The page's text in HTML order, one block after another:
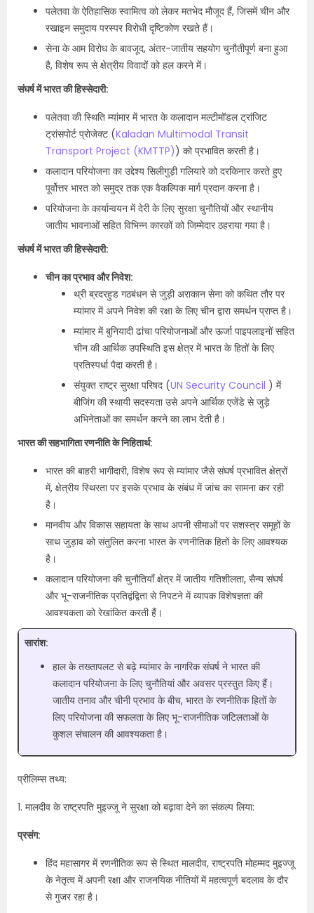
पलेतवा के ऐतिहासिक स्वामित्व को लेकर मतभेद मौजूद हैं, जिसमें चीन और
रखाइन समुदाय परस्पर विरोधी दृष्टिकोण रखते हैं।
सेना के आम विरोध के बावजूद, अंतर-जातीय सहयोग चुनौतीपूर्ण बना हुआ
है, विशेष रूप से क्षेत्रीय विवादों को हल करने में।
संघर्ष में भारत की हिस्सेदारी:
पलेतवा की स्थिति म्यांमार में भारत के कलादान मल्टीमॉडल ट्रांजिट
ट्रांसपोर्ट प्रोजेक्ट (Kaladan Multimodal Transit
Transport Project (KMTTP)) को प्रभावित करती है।
कलादान परियोजना का उद्देश्य सिलीगुड़ी गलियारे को दरकिनार करते हुए
पूर्वोत्तर भारत को समुद्र तक एक वैकल्पिक मार्ग प्रदान करना है।
परियोजना के कार्यान्वयन में देरी के लिए सुरक्षा चुनौतियों और स्थानीय
जातीय भावनाओं सहित विभिन्न कारकों को जिम्मेदार ठहराया गया है।
संघर्ष में भारत की हिस्सेदारी:
चीन का प्रभाव और निवेश:
थ्री ब्रदरहुड गठबंधन से जुड़ी अराकान सेना को कथित तौर पर
म्यांमार में अपने निवेश की रक्षा के लिए चीन द्वारा समर्थन प्राप्त है।
म्यांमार में बुनियादी ढांचा परियोजनाओं और ऊर्जा पाइपलाइनों सहित
चीन की आर्थिक उपस्थिति इस क्षेत्र में भारत के हितों के लिए
प्रतिस्पर्धा पैदा करती है।
संयुक्त राष्ट्र सुरक्षा परिषद (UN Security Council ) में
बीजिंग की स्थायी सदस्यता उसे अपने आर्थिक एजेंडे से जुड़े
अभिनेताओं का समर्थन करने का लाभ देती है।
भारत की सहभागिता रणनीति के निहितार्थ:
भारत की बाहरी भागीदारी, विशेष रूप से म्यांमार जैसे संघर्ष प्रभावित क्षेत्रों
में, क्षेत्रीय स्थिरता पर इसके प्रभाव के संबंध में जांच का सामना कर रही
है।
मानवीय और विकास सहायता के साथ अपनी सीमाओं पर सशस्त्र समूहों के
साथ जुड़ाव को संतुलित करना भारत के रणनीतिक हितों के लिए आवश्यक
है।
कलादान परियोजना की चुनौतियाँ क्षेत्र में जातीय गतिशीलता, सैन्य संघर्ष
और भू-राजनीतिक प्रतिद्वंद्विता से निपटने में व्यापक विशेषज्ञता की
आवश्यकता को रेखांकित करती हैं।
सारांश:
हाल के तख्तापलट से बढ़े म्यांमार के नागरिक संघर्ष ने भारत की
कलादान परियोजना के लिए चुनौतियां और अवसर प्रस्तुत किए हैं।
जातीय तनाव और चीनी प्रभाव के बीच, भारत के रणनीतिक हितों के
लिए परियोजना की सफलता के लिए भू-राजनीतिक जटिलताओं के
कुशल संचालन की आवश्यकता है।
प्रीलिम्स तथ्य:
1. मालदीव के राष्ट्रपति मुइज्जू ने सुरक्षा को बढ़ावा देने का संकल्प लिया:
प्रसंग:
हिंद महासागर में रणनीतिक रूप से स्थित मालदीव, राष्ट्रपति मोहम्मद मुइज्जू
के नेतृत्व में अपनी रक्षा और राजनयिक नीतियों में महत्वपूर्ण बदलाव के दौर
से गुजर रहा है।